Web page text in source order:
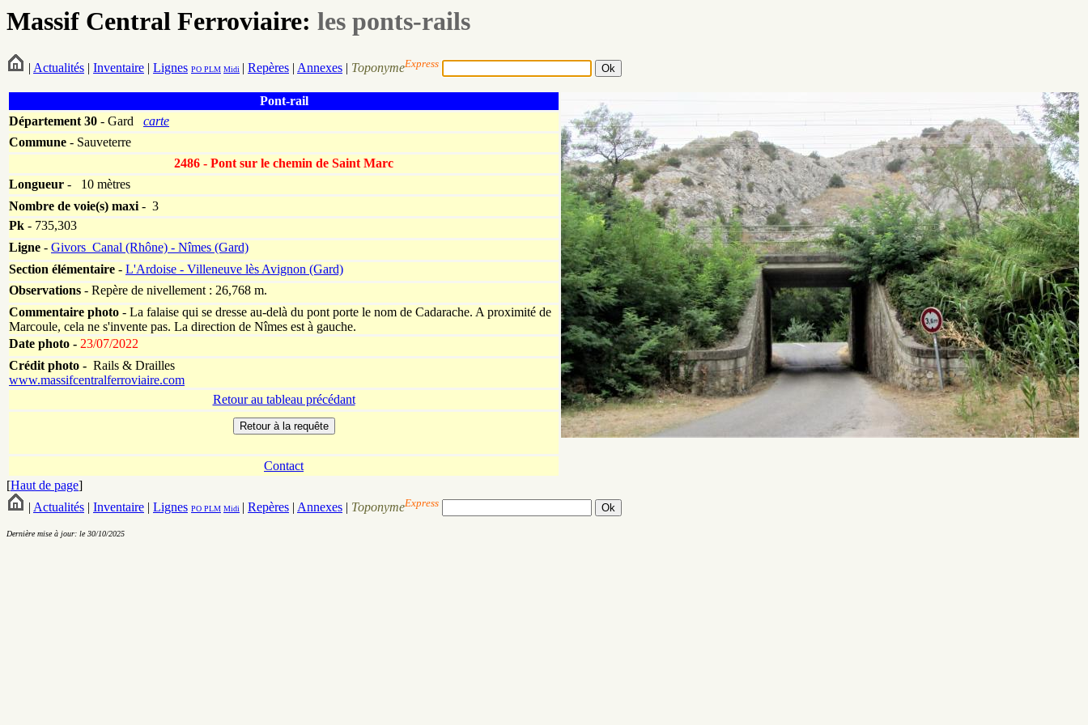
Massif Central Ferroviaire: les ponts-rails
| Actualités | Inventaire | Lignes PO PLM Midi | Repères | Annexes | ToponymeExpress
Pont-rail
Département30 - Gard carte
Commune - Sauveterre
2486 - Pont sur le chemin de Saint Marc
Longueur -
10 mètres
Nombre de voie(s) maxi- 3
Pk - 735,303
Ligne - Givors_Canal (Rhône) - Nîmes (Gard)
Section élémentaire - L'Ardoise - Villeneuve lès Avignon (Gard)
Observations - Repère de nivellement : 26,768 m.
Commentaire photo - La falaise qui se dresse au-delà du pont porte le nom de Cadarache. A proximité de
Marcoule, cela ne s'invente pas. La direction de Nîmes est à gauche.
Date photo - 23/07/2022
Crédit photo - Rails & Drailles
www.massifcentralferroviaire.com
Retour au tableau précédant
Contact
[Haut de page]
| Actualités | Inventaire | Lignes PO PLM Midi | Repères | Annexes | ToponymeExpress
Dernière mise à jour: le 30/10/2025